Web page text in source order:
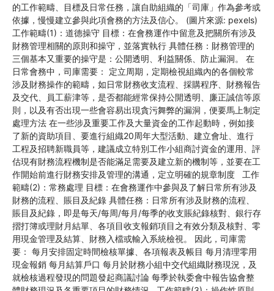
的工作範疇、目標及日常任務，讓自助組織的「司庫」作為參考或
依據，慢慢建立參與此項會務的方法及信心。 (圖片來源: pexels)
工作範疇(1)：道德操守 目標：在會務運作中留意及把關所有涉及
財務管理相關的原則和操守，並落實執行 具體任務：財務管理的
三個基本又重要的操守是：公開透明、利益關係、防止漏洞。 在
日常會務中，司庫需要： 定立周期，定期檢視組織內的各個較常
涉及財務操作的範疇，如日常財務收支流程、採購程序、財務報告
及交代、員工薪津等，是否都能經常保持公開透明、廉正誠信等原
則，以及有否出現一些會容易出現貪污舞弊的漏洞，便要馬上制定
處理方法 在一些涉及重要工作及大量資金的工作起動時，例如接
了新的資助項目、要進行組織20周年大型活動、建立會址、進行
工程及招聘新職員等，建議成立特別工作小組商討資金的運用、評
估現有財務流程機制是否能滿足需要及建立新的機制等，並要在工
作開始前進行財務安排及管理的溝通，定立明確的規章制度 工作
範疇(2)：常務處理 目標：在會務運作中參與及了解日常所有涉及
財務的流程、賬目及紀錄 具體任務：日常所有涉及財務的流程、
賬目及紀錄，即是每天/每周/每月/每季的收支賬紀錄核對、銀行存
摺打簿或理財月結單、各項目收支報銷項目之有效分類及核對、零
用現金管理及結算、財務入檔或輸入系統檢視。 因此，司庫需
要： 每月安排固定時間檢核單據、各項報表及帳目 每月清理零用
現金報銷 每月結算戶口 每月於財務小組中交代組織財務現況，及
就檢核過程發現的問題發起商議討論 每季於執委會中報告協會整